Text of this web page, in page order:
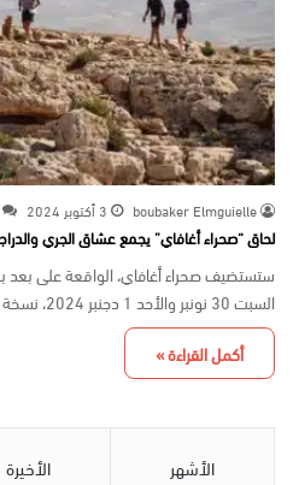
boubaker Elmguielle 3 أكتوبر 2024
لحاق “صحراء أغافاي” يجمع عشاق الجري والدراجات في
ستستضيف صحراء أغافاي، الواقعة على
السبت 30 نونبر والأحد 1 دجنبر 2024، نسخة جديدة…
أكمل القراءة »
الأشهر الأخيرة